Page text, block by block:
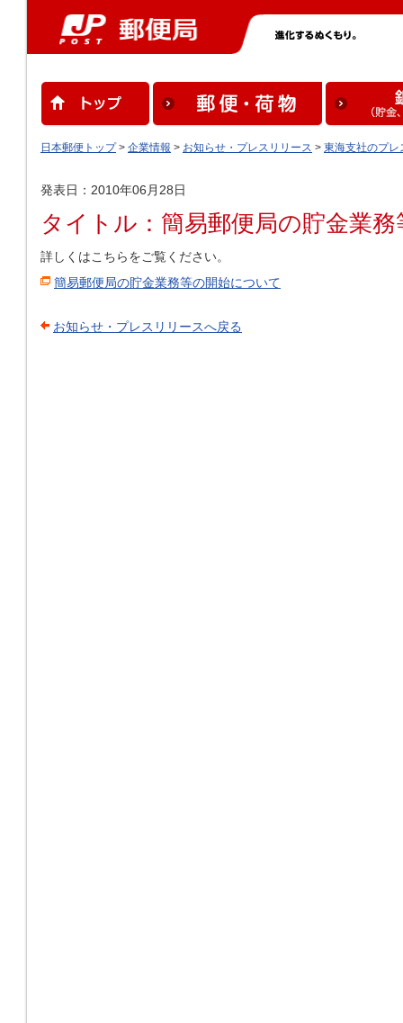
日本郵便トップ> 企業情報 > お知らせ・プレスリリース > 東海支社のプレ
発表日：2010年06月28日
タイトル：簡易郵便局の貯金業
詳しくはこちらをご覧ください。
簡易郵便局の貯金業務等の開始について
お知らせ・プレスリリースへ戻る